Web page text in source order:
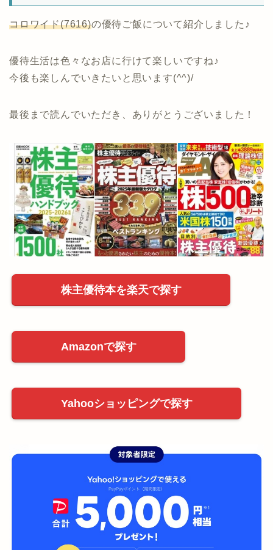
コロワイド(7616)の優待ご飯について紹介しました♪
優待生活は色々なお店に行けて楽しいですね♪
今後も楽しんでいきたいと思います(^^)/
最後まで読んでいただき、ありがとうございました！
株主優待本を楽天で探す
Amazonで探す
Yahooショッピングで探す